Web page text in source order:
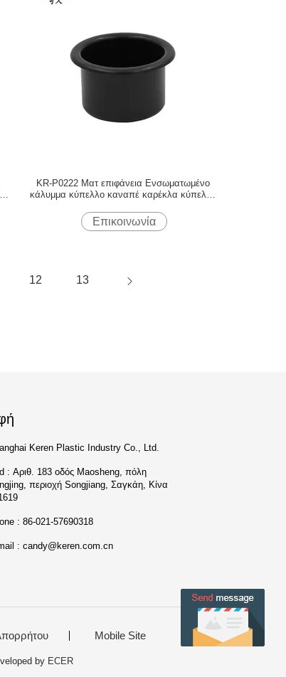
KR-P0222 Ματ επιφάνεια Ενσωματωμένο
κάλυμμα κύπελλο καναπέ καρέκλα κύπελλο
Επικοινωνία
12 13
Keren Plastic Industry Co., Ltd.
: Αριθ. 183 οδός Maosheng, πόλη
περιοχή Songjiang, Σαγκάη, Κίνα
: 86-021-57690318
: candy@keren.com.cn
Mobile Site
by ECER